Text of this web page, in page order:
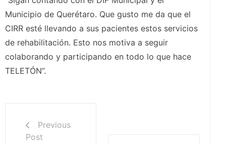
Municipio de Querétaro. Que gusto me da que el
CIRR esté llevando a sus pacientes estos servicios
de rehabilitación. Esto nos motiva a seguir
colaborando y participando en todo lo que hace
TELETÓN”.
Previous
Post